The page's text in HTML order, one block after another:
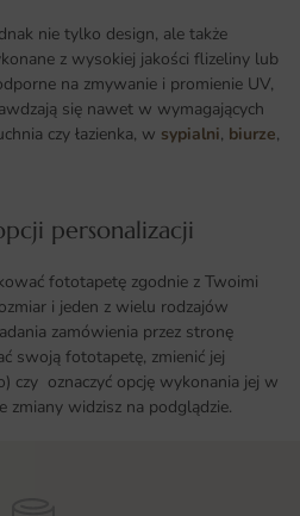
nie tylko design, ale także
z wysokiej jakości flizeliny lub
na zmywanie i promienie UV,
się nawet w wymagających
czy łazienka, w sypialni, biurze,
personalizacji
fototapetę zgodnie z Twoimi
i jeden z wielu rodzajów
zamówienia przez stronę
swoją fototapetę, zmienić jej
czy oznaczyć opcję wykonania jej w
zmiany widzisz na podglądzie.